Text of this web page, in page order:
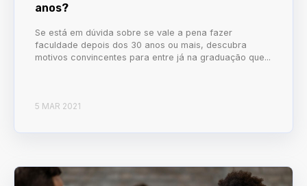
anos?
Se está em dúvida sobre se vale a pena fazer
faculdade depois dos 30 anos ou mais, descubra
motivos convincentes para entre já na graduação que...
5 MAR 2021